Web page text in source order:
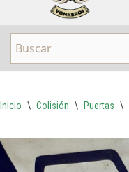
Inicio \ Colisión \ Puertas \